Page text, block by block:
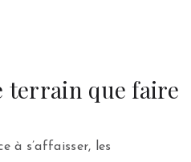
terrain que faire
à s’affaisser, les